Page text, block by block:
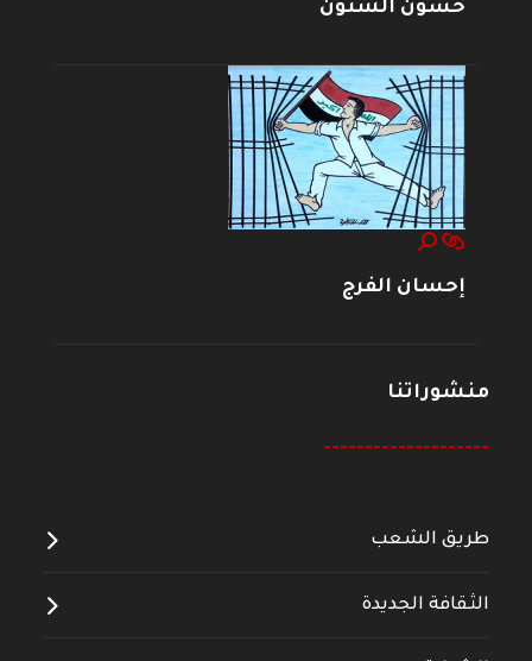
حسون الشنون
إحسان الفرج
منشوراتنا
--------------------
طريق الشعب
الثقافة الجديدة